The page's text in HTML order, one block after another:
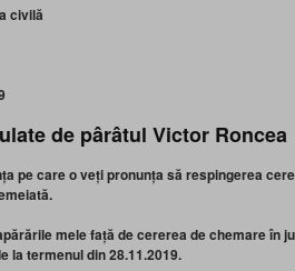
civilă
de pârâtul Victor Roncea
pe care o veți pronunța să respingerea
mele față de cererea de chemare în
la termenul din 28.11.2019.